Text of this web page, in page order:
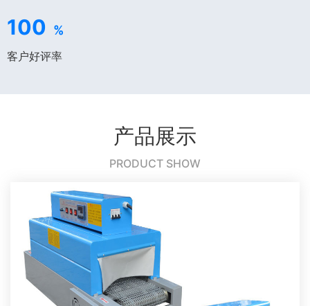
100 %
客户好评率
产品展示
PRODUCT SHOW